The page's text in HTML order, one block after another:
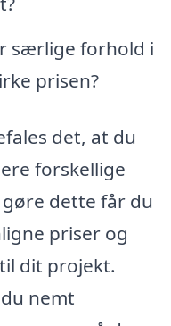
særlige forhold i
prisen?
det, at du
forskellige
gøre dette får du
priser og
dit projekt.
nemt